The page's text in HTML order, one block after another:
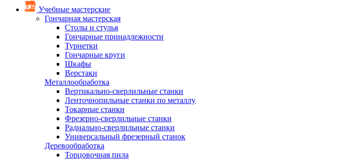
Учебные мастерские
Гончарная мастерская
Столы и стулья
Гончарные принадлежности
Турнетки
Гончарные круги
Шкафы
Верстаки
Металлообработка
Вертикально-сверлильные станки
Ленточнопильные станки по металлу
Токарные станки
Фрезерно-сверлильные станки
Радиально-сверлильные станки
Универсальный фрезерный станок
Деревообработка
Торцовочная пила